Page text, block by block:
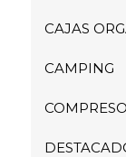
CAJAS
CAMPING